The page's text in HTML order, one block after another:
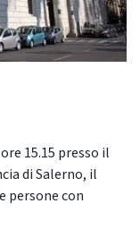
15.15 presso il
di Salerno, il
persone con